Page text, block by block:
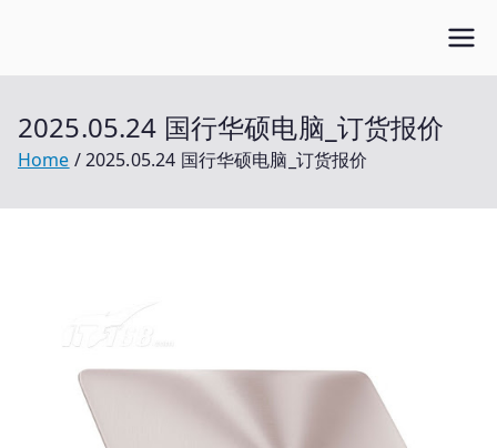
2025.05.24 国行华硕电脑_订货报价
Home 2025.05.24 国行华硕电脑_订货报价